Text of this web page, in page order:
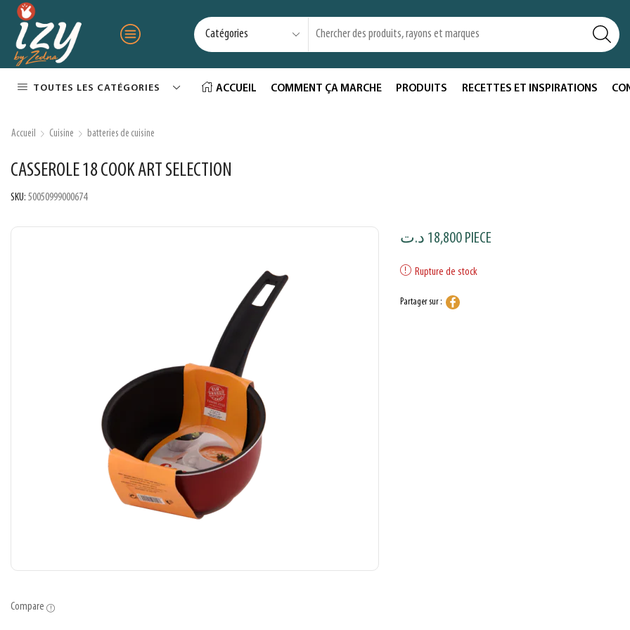
TOUTES LES CATÉGORIES ACCUEIL COMMENT ÇA MARCHE PRODUITS RECETTES ET INSPIRATIONS
Accueil Cuisine batteries de cuisine
CASSEROLE 18 COOK ART SELECTION
SKU: 50050999000674
Compare
18,800 د.ت PIECE
Rupture de stock
Partager sur :